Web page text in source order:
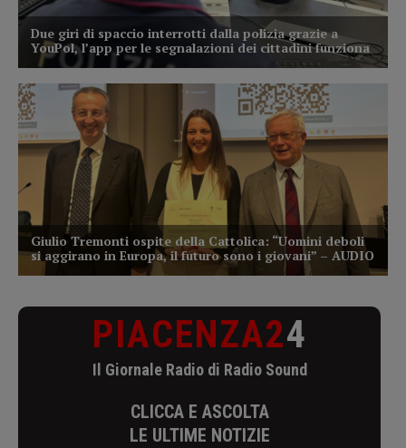
PIACENZA24
Il Giornale Radio di Radio Sound
CLICCA E ASCOLTA
LE ULTIME NOTIZIE